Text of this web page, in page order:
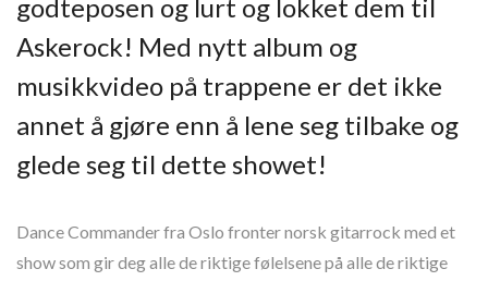
godteposen og lurt og lokket dem til
Askerock! Med nytt album og
musikkvideo på trappene er det ikke
annet å gjøre enn å lene seg tilbake og
glede seg til dette showet!
Dance Commander fra Oslo fronter norsk gitarrock med et
show som gir deg alle de riktige følelsene på alle de riktige